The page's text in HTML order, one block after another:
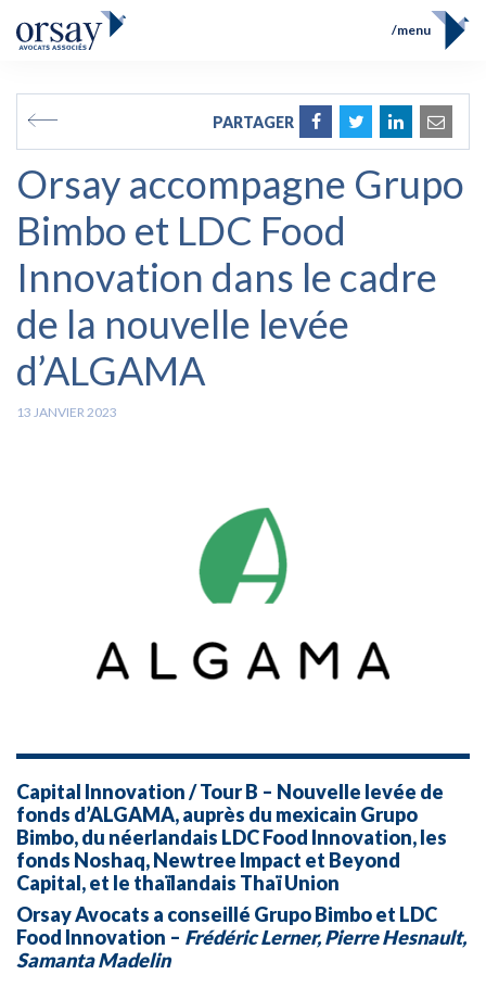
FR
menu
Compétences
Prix et Distinctions
Opérations
Contact
PARTAGER
Orsay accompagne Grupo
Bimbo et LDC Food
Innovation dans le cadre
de la nouvelle levée
d’ALGAMA
13 JANVIER 2023
Capital Innovation / Tour B – Nouvelle levée de
fonds d’ALGAMA, auprès du mexicain Grupo
Bimbo, du néerlandais LDC Food Innovation, les
fonds Noshaq, Newtree Impact et Beyond
Capital, et le thaïlandais Thaï Union
Orsay Avocats a conseillé Grupo Bimbo et LDC
Food Innovation – Frédéric Lerner, Pierre Hesnault,
Samanta Madelin